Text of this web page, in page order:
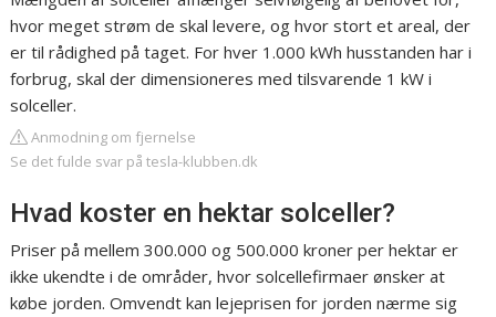
hvor meget strøm de skal levere, og hvor stort et areal, der
er til rådighed på taget. For hver 1.000 kWh husstanden har i
forbrug, skal der dimensioneres med tilsvarende 1 kW i
solceller.
Anmodning om fjernelse
Se det fulde svar på tesla-klubben.dk
Hvad koster en hektar solceller?
Priser på mellem 300.000 og 500.000 kroner per hektar er
ikke ukendte i de områder, hvor solcellefirmaer ønsker at
købe jorden. Omvendt kan lejeprisen for jorden nærme sig